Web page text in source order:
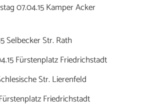
07.04.15 Kamper Acker
Selbecker Str. Rath
Fürstenplatz Friedrichstadt
Str. Lierenfeld
Friedrichstadt